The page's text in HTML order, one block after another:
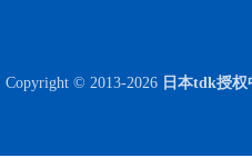
Copyright © 2013-2026 日本tdk授